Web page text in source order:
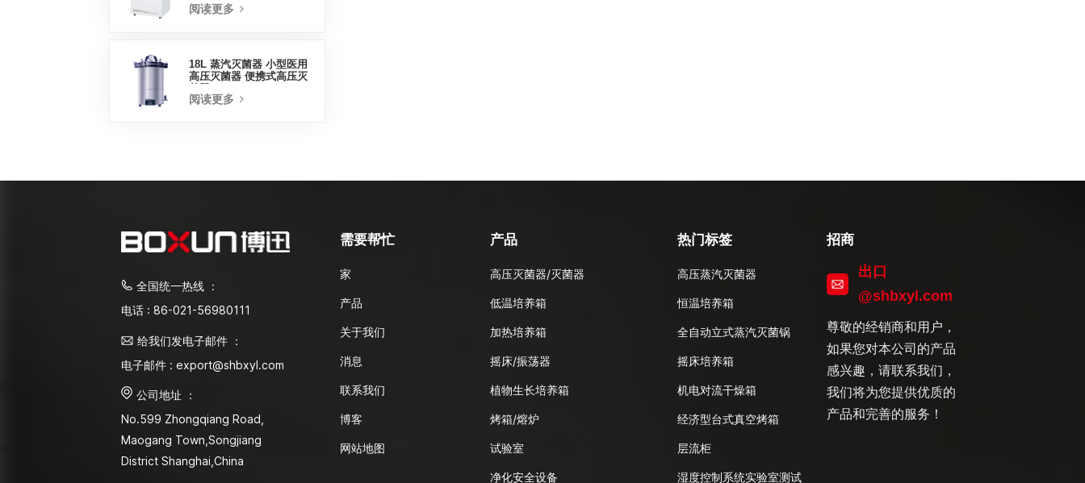
阅读更多
18L 蒸汽灭菌器 小型医用
高压灭菌器 便携式高压灭
阅读更多
全国统一热线 ：
电话 : 86-021-56980111
给我们发电子邮件 ：
电子邮件 : export@shbxyl.com
公司地址 ：
No.599 Zhongqiang Road,
Maogang Town,Songjiang
District Shanghai,China
需要帮忙
家
产品
关于我们
消息
联系我们
博客
网站地图
产品
高压灭菌器/灭菌器
低温培养箱
加热培养箱
摇床/振荡器
植物生长培养箱
烤箱/熔炉
试验室
净化安全设备
热门标签
高压蒸汽灭菌器
恒温培养箱
全自动立式蒸汽灭菌锅
摇床培养箱
机电对流干燥箱
经济型台式真空烤箱
层流柜
湿度控制系统实验室测试
招商
出口
@shbxyl.com
尊敬的经销商和用户，
如果您对本公司的产品
感兴趣，请联系我们，
我们将为您提供优质的
产品和完善的服务！